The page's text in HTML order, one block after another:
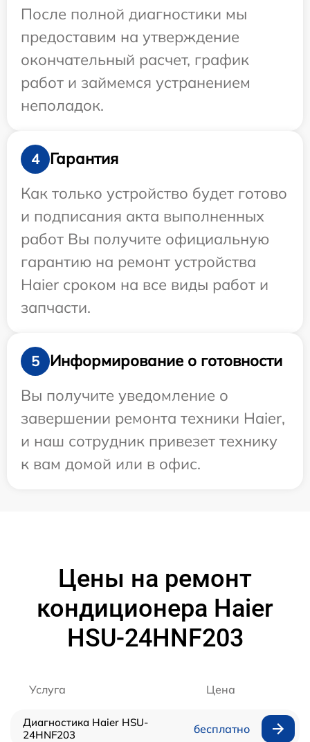
После полной диагностики мы
предоставим на утверждение
окончательный расчет, график
работ и займемся устранением
неполадок.
4
Гарантия
Как только устройство будет готово
и подписания акта выполненных
работ Вы получите официальную
гарантию на ремонт устройства
Haier сроком на все виды работ и
запчасти.
5
Информирование о готовности
Вы получите уведомление о
завершении ремонта техники Haier,
и наш сотрудник привезет технику
к вам домой или в офис.
Цены на ремонт
кондиционера Haier
HSU-24HNF203
Услуга Цена
Диагностика Haier HSU-
24HNF203
бесплатно